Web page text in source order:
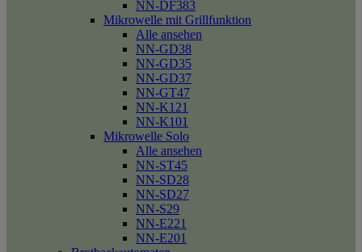
NN-DF383
Mikrowelle mit Grillfunktion
Alle ansehen
NN-GD38
NN-GD35
NN-GD37
NN-GT47
NN-K121
NN-K101
Mikrowelle Solo
Alle ansehen
NN-ST45
NN-SD28
NN-SD27
NN-S29
NN-E221
NN-E201